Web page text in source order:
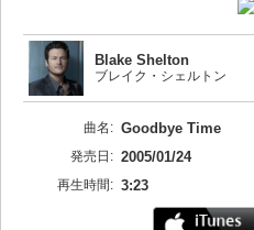
Blake Shelton
ブレイク・シェルトン
曲名: Goodbye Time
発売日: 2005/01/24
再生時間: 3:23